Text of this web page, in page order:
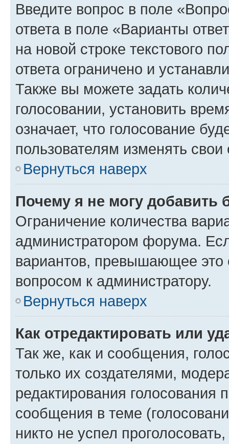
Введите вопрос в поле
ответа в поле «Варианты
на новой строке текстового
ответа ограничено и
Также вы можете задать
голосовании, установить
означает, что голосование
пользователям изменять свои
Вернуться наверх
Почему я не могу добавить
Ограничение количества
администратором форума.
вариантов, превышающее это
вопросом к администратору.
Вернуться наверх
Как отредактировать или
Так же, как и сообщения,
только их создателями,
редактирования голосования
сообщения в теме
никто не успел